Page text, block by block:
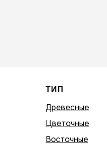
ТИП
Древесные
Цветочные
Восточные